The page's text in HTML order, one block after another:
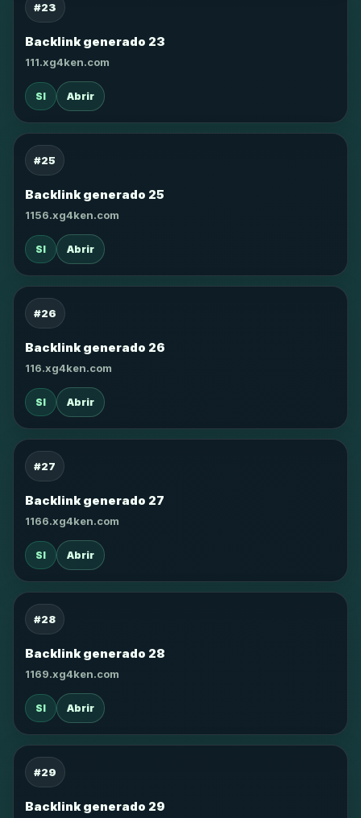
#23
Backlink generado 23
111.xg4ken.com
SI Abrir
#25
Backlink generado 25
1156.xg4ken.com
SI Abrir
#26
Backlink generado 26
116.xg4ken.com
SI Abrir
#27
Backlink generado 27
1166.xg4ken.com
SI Abrir
#28
Backlink generado 28
1169.xg4ken.com
SI Abrir
#29
Backlink generado 29